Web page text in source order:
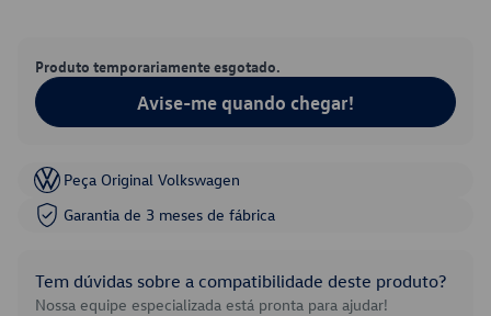
Produto temporariamente esgotado.
Avise-me quando chegar!
Peça Original Volkswagen
Garantia de 3 meses de fábrica
Tem dúvidas sobre a compatibilidade deste produto?
Nossa equipe especializada está pronta para ajudar!